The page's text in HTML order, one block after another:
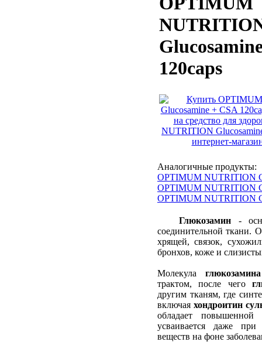
120caps
Аналогичные продукты:
OPTIMUM NUTRITION
OPTIMUM NUTRITION
OPTIMUM NUTRITION
Глюкозамин -
соединительной ткани.
хрящей, связок,
бронхов, коже и
Молекула глюкозамина
трактом, после чего
другим тканям, где
включая хондроитин
обладает повышенной
усваивается даже
веществ на фоне